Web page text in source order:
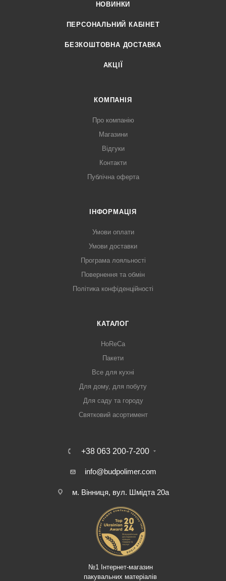
НОВИНКИ
ПЕРСОНАЛЬНИЙ КАБІНЕТ
БЕЗКОШТОВНА ДОСТАВКА
АКЦІЇ
КОМПАНІЯ
Про компанію
Магазини
Відгуки
Контакти
Публічна оферта
ІНФОРМАЦІЯ
Умови оплати
Умови доставки
Програма лояльності
Повернення та обмін
Політика конфіденційності
КАТАЛОГ
HoReCa
Пакети
Все для кухні
Для дому, для побуту
Для саду та городу
Святковий асортимент
+38 063 200-7-200
info@budpolimer.com
м. Вінниця, вул. Шмідта 20а
№1 Інтернет-магазин
пакувальних матеріалів